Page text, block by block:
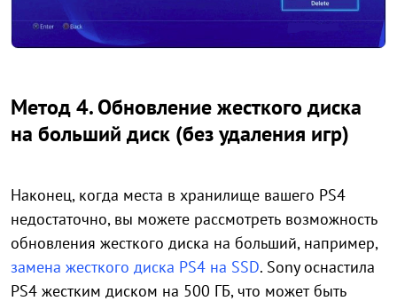
Метод 4. Обновление жесткого диска
на больший диск (без удаления игр)
Наконец, когда места в хранилище вашего PS4
недостаточно, вы можете рассмотреть возможность
обновления жесткого диска на больший, например,
замена жесткого диска PS4 на SSD. Sony оснастила
PS4 жестким диском на 500 ГБ, что может быть